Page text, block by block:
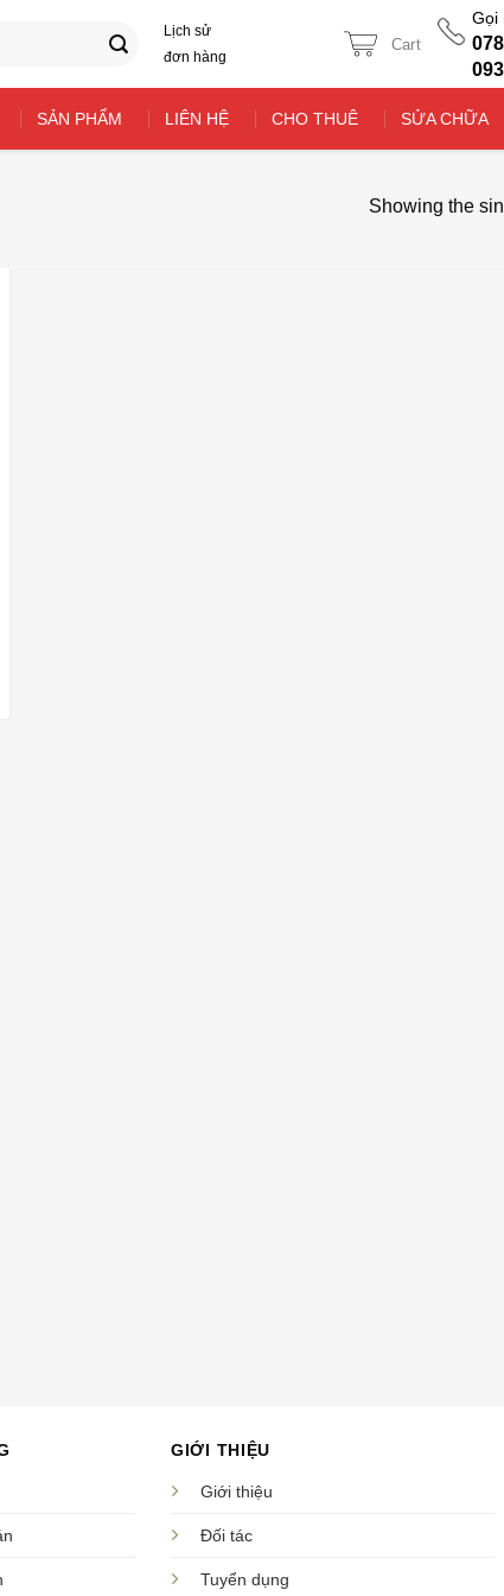
Lịch sử
đơn hàng
Cart
Gọi
SẢN PHẨM LIÊN HỆ CHO THUÊ SỬA CHỮA
Showing the
GIỚI THIỆU
Giới thiệu
Đối tác
Tuyển dụng